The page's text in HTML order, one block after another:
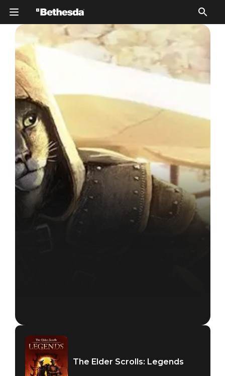
The Elder Scrolls: Legends